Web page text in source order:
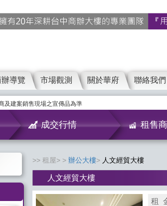
導覽 市場觀測 關於華府 聯絡我們
及建案銷售現場之宣傳品為準
成交行情 租售
租屋> 辦公大樓 人文經貿大樓
人文經貿大樓
租